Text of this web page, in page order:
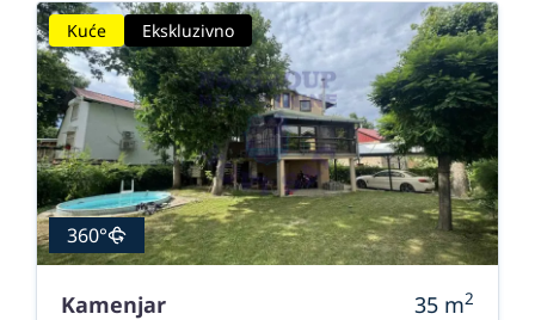
Kuće Ekskluzivno
360°
Kamenjar 35 m2